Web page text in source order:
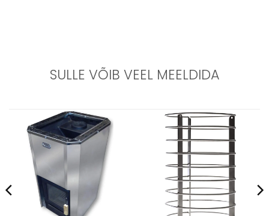
SULLE VÕIB VEEL MEELDIDA